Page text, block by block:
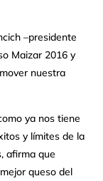
–presidente
Maizar 2016 y
nuestra
ya nos tiene
y límites de la
afirma que
queso del